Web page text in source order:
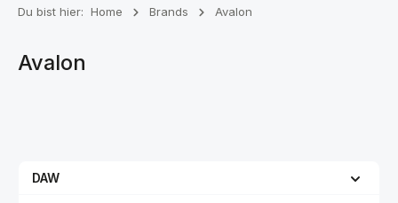
Du bist hier: Home Brands Avalon
Avalon
DAW